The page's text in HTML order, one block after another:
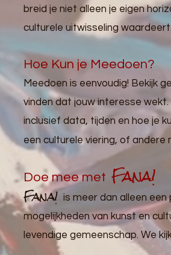
breid je niet alleen je eigen
culturele uitwisseling
Hoe Kun je Meedoen?
Meedoen is eenvoudig! Bekijk
vinden dat jouw interesse
inclusief data, tijden en hoe je
een culturele viering, of
Doe mee met Fana!
Fana! is meer dan alleen
mogelijkheden van kunst en
levendige gemeenschap. We